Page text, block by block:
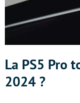
La PS5 Pro
2024 ?